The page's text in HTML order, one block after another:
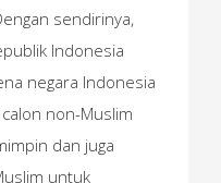
sendirinya,
Indonesia
negara Indonesia
non-Muslim
dan juga
untuk